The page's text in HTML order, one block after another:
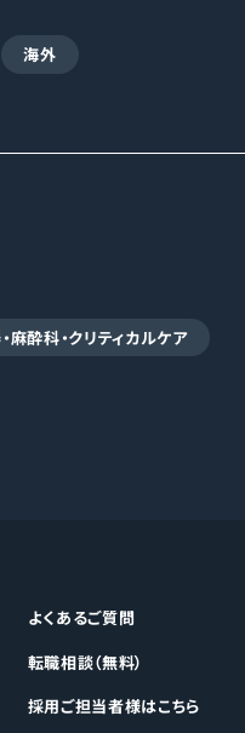
海外
麻酔科・クリティカルケア
よくあるご質問
転職相談（無料）
採用ご担当者様はこちら